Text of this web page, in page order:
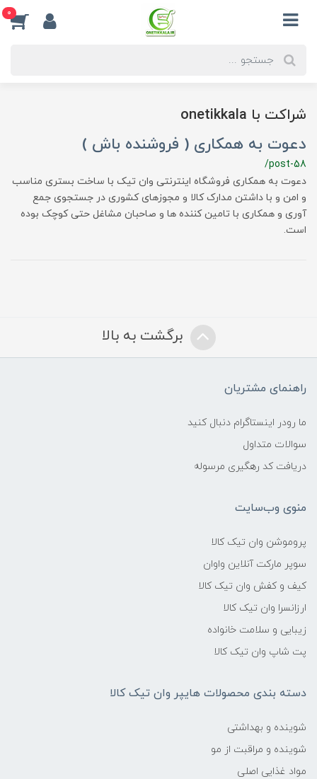
0
شراکت با onetikkala
دعوت به همکاری ( فروشنده باش )
/post-58
دعوت به همکاری فروشگاه اینترنتی وان تیک با ساخت بستری مناسب
و امن و با داشتن مدارک کالا و مجوزهای کشوری در جستجوی جمع
آوری و همکاری با تامین کننده ها و صاحبان مشاغل حتی کوچک بوده
است.
برگشت به بالا
راهنمای مشتریان
ما رودر اینستاگرام دنبال کنید
سوالات متداول
دریافت کد رهگیری مرسوله
منوی وب‌سایت
پروموشن وان تیک کالا
سوپر مارکت آنلاین واوان
کیف و کفش وان تیک کالا
ارزانسرا وان تیک کالا
زیبایی و سلامت خانواده
پت شاپ وان تیک کالا
دسته بندی محصولات هایپر وان تیک کالا
شوینده و بهداشتی
شوینده و مراقبت از مو
مواد غذایی اصلی